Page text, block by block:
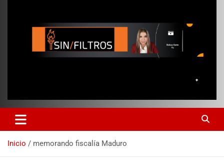
Inicio memorando fiscalía Maduro